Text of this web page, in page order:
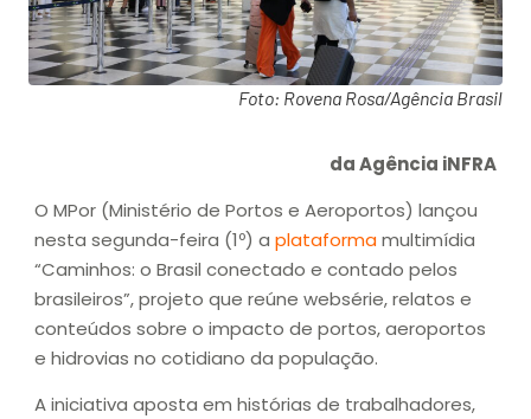
Foto: Rovena Rosa/Agência Brasil
da Agência iNFRA
O MPor (Ministério de Portos e Aeroportos) lançou
nesta segunda-feira (1º) a plataformamultimídia
“Caminhos: o Brasil conectado e contado pelos
brasileiros”, projeto que reúne websérie, relatos e
conteúdos sobre o impacto de portos, aeroportos
e hidrovias no cotidiano da população.
A iniciativa aposta em histórias de trabalhadores,